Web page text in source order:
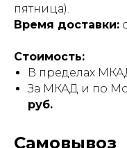
пятница).
Время доставки:
Стоимость:
В пределах
За МКАД и по
руб.
Самовывоз